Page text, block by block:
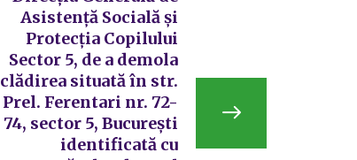
Asistență Socială și
Protecția Copilului
Sector 5, de a demola
clădirea situată în str.
Prel. Ferentari nr. 72-
74, sector 5, București
identificată cu